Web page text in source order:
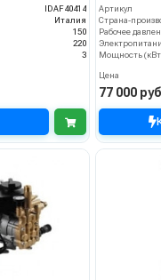
IDAF40414
Италия
150
220
3
Артикул
Страна-
Рабочее
Мощность
Цена
77 000